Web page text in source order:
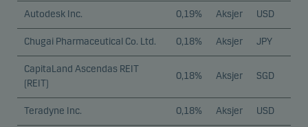
Autodesk Inc. 0,19% Aksjer USD
Chugai Pharmaceutical Co. Ltd. 0,18% Aksjer JPY
CapitaLand Ascendas REIT
(REIT)
0,18% Aksjer SGD
Teradyne Inc. 0,18% Aksjer USD